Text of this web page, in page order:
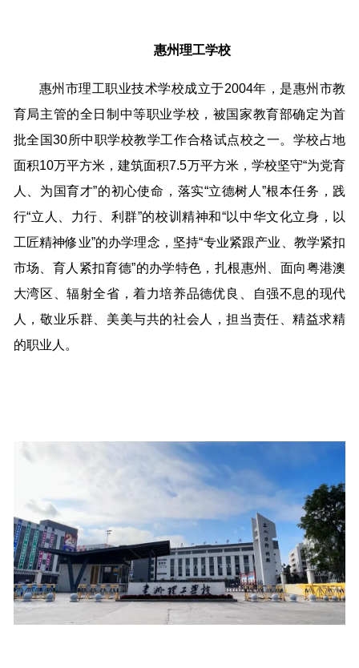
惠州理工学校
惠州市理工职业技术学校成立于2004年，是惠州市教
育局主管的全日制中等职业学校，被国家教育部确定为首
批全国30所中职学校教学工作合格试点校之一。学校占地
面积10万平方米，建筑面积7.5万平方米，学校坚守“为党育
人、为国育才”的初心使命，落实“立德树人”根本任务，践
行“立人、力行、利群”的校训精神和“以中华文化立身，以
工匠精神修业”的办学理念，坚持“专业紧跟产业、教学紧扣
市场、育人紧扣育德”的办学特色，扎根惠州、面向粤港澳
大湾区、辐射全省，着力培养品德优良、自强不息的现代
人，敬业乐群、美美与共的社会人，担当责任、精益求精
的职业人。